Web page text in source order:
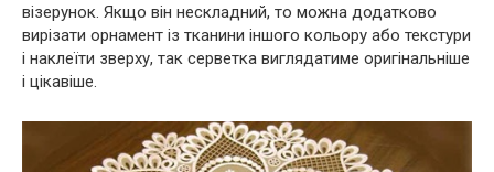
візерунок. Якщо він нескладний, то можна додатково
вирізати орнамент із тканини іншого кольору або текстури
і наклеїти зверху, так серветка виглядатиме оригінальніше
і цікавіше.